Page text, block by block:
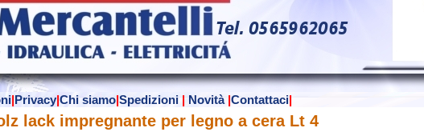
|Privacy|Chi siamo|Spedizioni| Novità|Contattaci|
lack impregnante per legno a cera Lt 4